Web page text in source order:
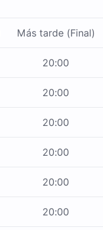
Más tarde (Final)
20:00
20:00
20:00
20:00
20:00
20:00